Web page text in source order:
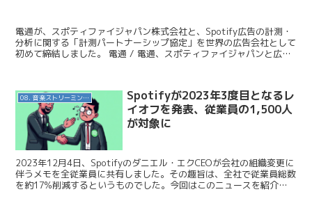
電通が、スポティファイジャパン株式会社と、Spotify広告の計測・
分析に関する「計測パートナーシップ協定」を世界の広告会社として
初めて締結しました。 電通 / 電通、スポティファイジャパンと広告
08. 音楽ストリーミングサービス
Spotifyが2023年3度目となるレ
イオフを発表、従業員の1,500人
が対象に
2023年12月4日、Spotifyのダニエル・エクCEOが会社の組織変更に
伴うメモを全従業員に共有しました。その趣旨は、全社で従業員総数
を約17%削減するというものでした。今回はこのニュースを紹介し